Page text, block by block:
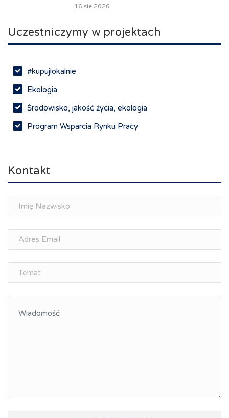
16 sie 2026
Uczestniczymy w projektach
#kupujlokalnie
Ekologia
Środowisko, jakość życia, ekologia
Program Wsparcia Rynku Pracy
Spotkania branżowe
osobisty
Memorandum Gospodarcze PL-CZ
Śląskie Porozumienie Gospodarcze
ŚLĄSK.ONLINE
Integracja
Kontakt